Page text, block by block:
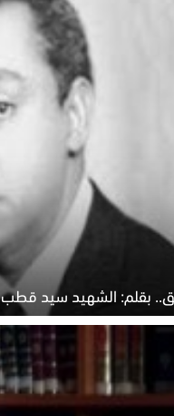
بقلم: الشهيد سيد قطب